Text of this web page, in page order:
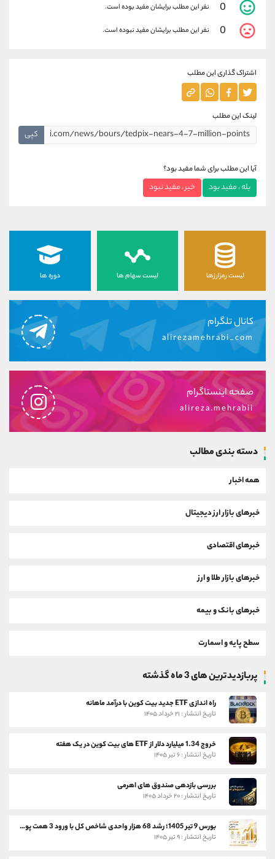
0 نفر این مطلب برایشان مفید بوده است.
0 نفر این مطلب برایشان مفید نبوده است.
اشتراک گذاری این مطلب
لینک این مطلب
کپی
آیا این مطلب برای شما مفید بود؟
بله ، مفید بود خیر ، مفید نبود
لیست رمزارزها لیست سهام ها دوره ها
کانال تلگرام
alirezamehrabi_com
صفحه اینستاگرام
alireza.mehrabii
دسته بندی مطالب
همه اخبار
خبرهای بازار ارز دیجیتال
خبرهای اقتصادی
خبرهای بازار طلا و ارز
خبرهای بانک و بیمه
سطح پایه و اسمارت
پربازدیدترین های 3 ماه گذشته
راه اندازی ETF جدید بیت کوین با درآمد ماهانه
تاریخ انتشار : ۲۱ خرداد ۱۴۰۵
خروج 1.34 میلیارد دلار از ETF های بیت کوین در یک هفته
تاریخ انتشار : ۶ تیر ۱۴۰۵
بررسی بازدهی صندوق های اهرمی
تاریخ انتشار : ۲۰ خرداد ۱۴۰۵
بورس 9 تیر 1405؛ رشد 68 هزار واحدی شاخص کل با ورود 3 همت پول حقیقی
تاریخ انتشار : ۹ تیر ۱۴۰۵